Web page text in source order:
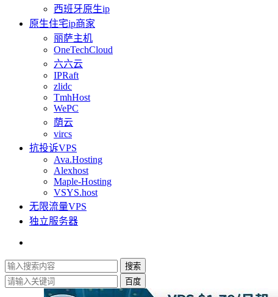
西班牙原生ip
原生住宅ip商家
丽萨主机
OneTechCloud
六六云
IPRaft
zlidc
TmhHost
WePC
荫云
vircs
抗投诉VPS
Ava.Hosting
Alexhost
Maple-Hosting
VSYS.host
无限流量VPS
独立服务器